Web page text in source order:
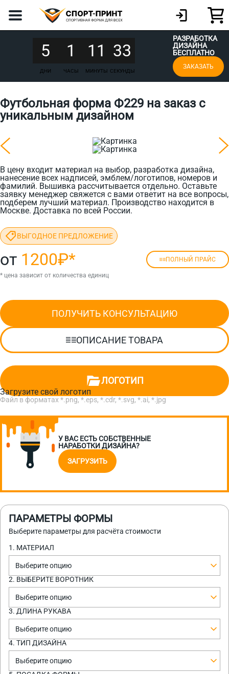
5
ДНИ
1
ЧАСЫ
11
МИНУТЫ
33
СЕКУНДЫ
РАЗРАБОТКА
ДИЗАЙНА
БЕСПЛАТНО
ЗАКАЗАТЬ
Футбольная форма Ф229 на заказ с
уникальным дизайном
В цену входит материал на выбор, разработка дизайна,
нанесение всех надписей, эмблем/логотипов, номеров и
фамилий. Вышивка рассчитывается отдельно. Оставьте
заявку менеджер свяжется с вами ответит на все вопросы,
подберем лучший материал. Производство находится в
Москве. Доставка по всей России.
ВЫГОДНОЕ ПРЕДЛОЖЕНИЕ
от 1200₽* ПОЛНЫЙ ПРАЙС
* цена зависит от количества единиц
ПОЛУЧИТЬ КОНСУЛЬТАЦИЮ
ОПИСАНИЕ ТОВАРА
ЛОГОТИП
Загрузите свой логотип
Файл в форматах *.png, *.eps, *.cdr, *.svg, *.ai, *.jpg
У ВАС ЕСТЬ СОБСТВЕННЫЕ
НАРАБОТКИ ДИЗАЙНА?
ЗАГРУЗИТЬ
ПАРАМЕТРЫ ФОРМЫ
Выберите параметры для расчёта стоимости
1. МАТЕРИАЛ
Выберите опцию
2. ВЫБЕРИТЕ ВОРОТНИК
Выберите опцию
3. ДЛИНА РУКАВА
Выберите опцию
4. ТИП ДИЗАЙНА
Выберите опцию